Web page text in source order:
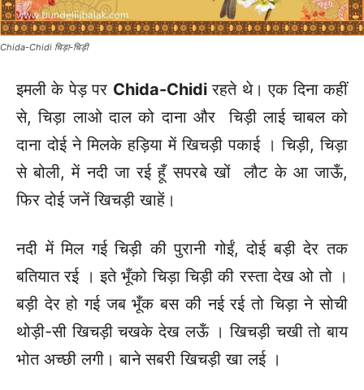
Chida-Chidi चिड़ा-चिड़ी
इमली के पेड़ पर Chida-Chidiरहते थे। एक दिना कहीं
से, चिड़ा लाओ दाल को दाना और चिड़ी लाई चाबल को
दाना दोई ने मिलके हड़िया में खिचड़ी पकाई । चिड़ी, चिड़ा
से बोली, में नदी जा रई हूँ सपरबे खों लौट के आ जाऊँ,
फिर दोई जनें खिचड़ी खाहें।
नदी में मिल गई चिड़ी की पुरानी गोईं, दोई बड़ी देर तक
बतियात रई । इते भूँको चिड़ा चिड़ी की रस्ता देख ओ तो ।
बड़ी देर हो गई जब भूँक बस की नई रई तो चिड़ा ने सोची
थोड़ी-सी खिचड़ी चखके देख लऊँ । खिचड़ी चखी तो बाय
भोत अच्छी लगी। बाने सबरी खिचड़ी खा लई ।